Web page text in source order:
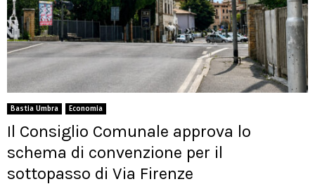
Bastia Umbra Economia
Il Consiglio Comunale approva lo
schema di convenzione per il
sottopasso di Via Firenze